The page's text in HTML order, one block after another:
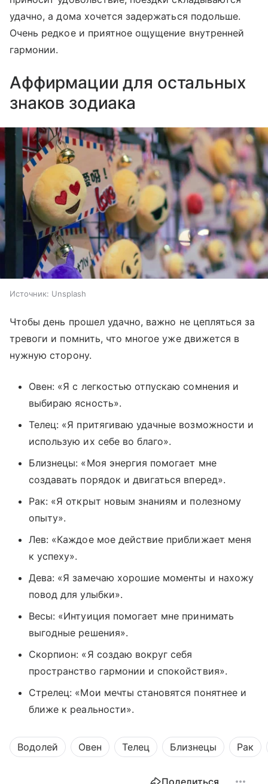
удачно, а дома хочется задержаться подольше.
Очень редкое и приятное ощущение внутренней
гармонии.
Аффирмации для остальных
знаков зодиака
Источник: Unsplash
Чтобы день прошел удачно, важно не цепляться за
тревоги и помнить, что многое уже движется в
нужную сторону.
Овен: «Я с легкостью отпускаю сомнения и
выбираю ясность».
Телец: «Я притягиваю удачные возможности и
использую их себе во благо».
Близнецы: «Моя энергия помогает мне
создавать порядок и двигаться вперед».
Рак: «Я открыт новым знаниям и полезному
опыту».
Лев: «Каждое мое действие приближает меня
к успеху».
Дева: «Я замечаю хорошие моменты и нахожу
повод для улыбки».
Весы: «Интуиция помогает мне принимать
выгодные решения».
Скорпион: «Я создаю вокруг себя
пространство гармонии и спокойствия».
Стрелец: «Мои мечты становятся понятнее и
ближе к реальности».
Водолей Овен Телец Близнецы Рак
Поделиться